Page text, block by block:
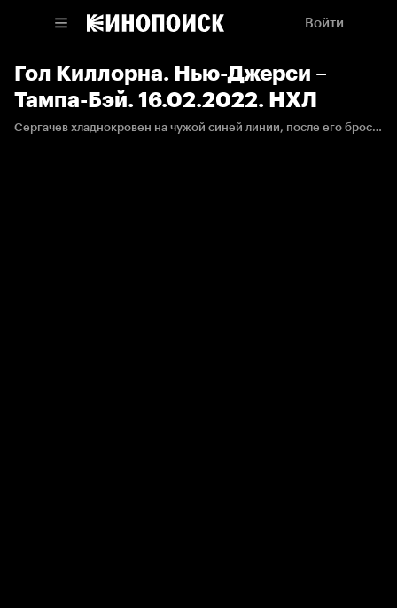
Войти
Гол Киллорна. Нью-Джерси –
Тампа-Бэй. 16.02.2022. НХЛ
Сергачев хладнокровен на чужой синей линии, после его броска Киллорн подправил с дальнего пятака.